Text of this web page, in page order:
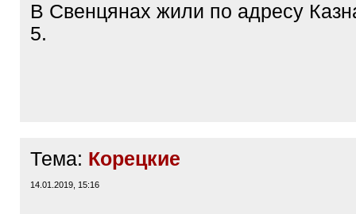
В Свенцянах жили по адресу
5.
Тема: Корецкие
14.01.2019, 15:16